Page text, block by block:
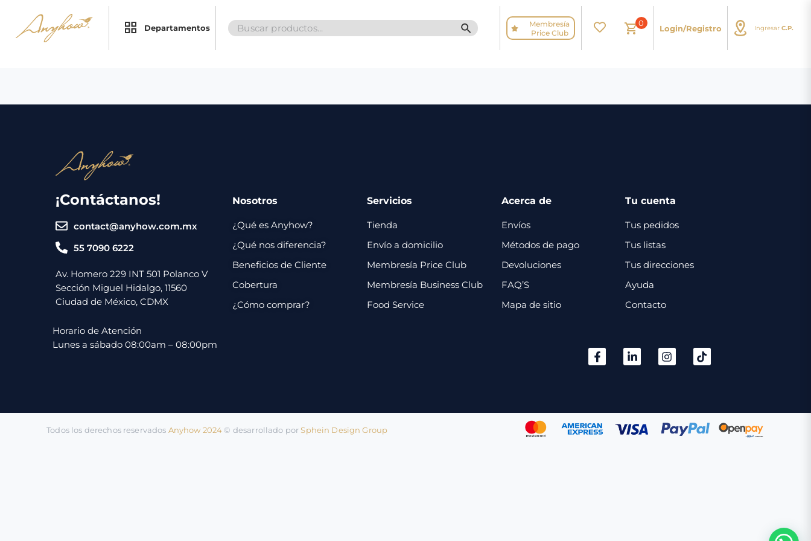
Departamentos
Search
for:
SEARCH BUTTON
Membresía
Price Club
0
Login/Registro Ingresar C.P.
¡Contáctanos!
contact@anyhow.com.mx
55 7090 6222
Av. Homero 229 INT 501 Polanco V
Sección Miguel Hidalgo, 11560
Ciudad de México, CDMX
Nosotros
¿Qué es Anyhow?
¿Qué nos diferencia?
Beneficios de Cliente
Cobertura
¿Cómo comprar?
Servicios
Tienda
Envío a domicilio
Membresía Price Club
Membresía Business Club
Food Service
Acerca de
Envíos
Métodos de pago
Devoluciones
FAQ’S
Mapa de sitio
Tu cuenta
Tus pedidos
Tus listas
Tus direcciones
Ayuda
Contacto
Horario de Atención
Lunes a sábado 08:00am – 08:00pm
Todos los derechos reservados Anyhow 2024©️ desarrollado porSphein Design Group
Promociones
Servicios
Envíos
Métodos
Contacto
Inicio
Regalos
Contacto